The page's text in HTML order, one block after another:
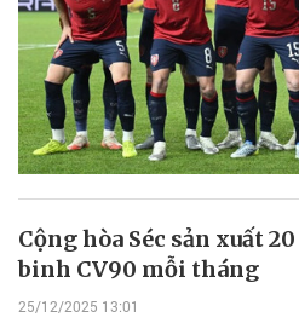
Cộng hòa Séc sản xuất
binh CV90 mỗi tháng
25/12/2025 13:01